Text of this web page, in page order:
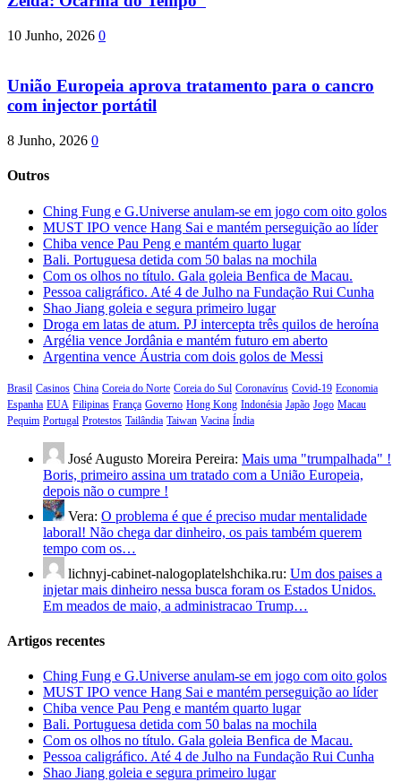
10 Junho, 2026 0
União Europeia aprova tratamento para o cancro
com injector portátil
8 Junho, 2026 0
Outros
Ching Fung e G.Universe anulam-se em jogo com oito golos
MUST IPO vence Hang Sai e mantém perseguição ao líder
Chiba vence Pau Peng e mantém quarto lugar
Bali. Portuguesa detida com 50 balas na mochila
Com os olhos no título. Gala goleia Benfica de Macau.
Pessoa caligráfico. Até 4 de Julho na Fundação Rui Cunha
Shao Jiang goleia e segura primeiro lugar
Droga em latas de atum. PJ intercepta três quilos de heroína
Argélia vence Jordânia e mantém futuro em aberto
Argentina vence Áustria com dois golos de Messi
Brasil Casinos China Coreia do Norte Coreia do Sul Coronavírus Covid-19 Economia
Espanha EUA Filipinas França Governo Hong Kong Indonésia Japão Jogo Macau
Pequim Portugal Protestos Tailândia Taiwan Vacina Índia
José Augusto Moreira Pereira: Mais uma "trumpalhada" !
Boris, primeiro assina um tratado com a União Europeia,
depois não o cumpre !
Vera: O problema é que é preciso mudar mentalidade
laboral! Não chega dar dinheiro, os pais também querem
tempo com os…
lichnyj-cabinet-nalogoplatelshchika.ru: Um dos paises a
injetar mais dinheiro nessa busca foram os Estados Unidos.
Em meados de maio, a administracao Trump…
Artigos recentes
Ching Fung e G.Universe anulam-se em jogo com oito golos
MUST IPO vence Hang Sai e mantém perseguição ao líder
Chiba vence Pau Peng e mantém quarto lugar
Bali. Portuguesa detida com 50 balas na mochila
Com os olhos no título. Gala goleia Benfica de Macau.
Pessoa caligráfico. Até 4 de Julho na Fundação Rui Cunha
Shao Jiang goleia e segura primeiro lugar